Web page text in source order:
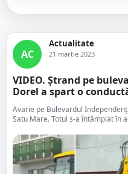
AC
Actualitate
21 martie 2023
VIDEO. Ștrand pe
Dorel a spart o
Avarie pe Bulevardul
Satu Mare. Totul s-a întâmplat în